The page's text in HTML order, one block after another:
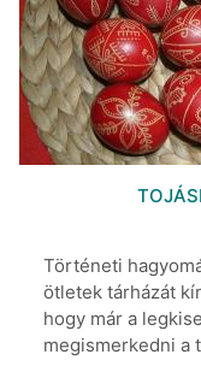
Történeti
ötletek tárházát
hogy már a
megismerkedni a